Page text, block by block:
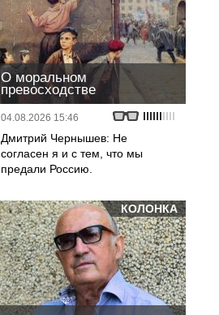
О моральном
превосходстве
04.08.2026 15:46
Дмитрий Чернышев: Не
согласен я и с тем, что мы
предали Россию.
КОЛОНКА